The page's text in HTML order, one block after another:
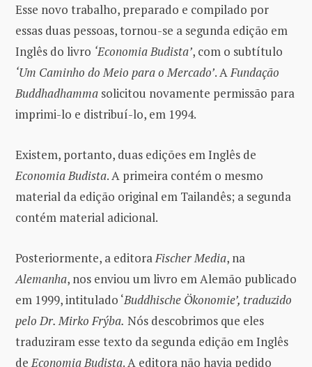
Esse novo trabalho, preparado e compilado por
essas duas pessoas, tornou-se a segunda edição em
Inglês do livro ‘Economia Budista’, com o subtítulo
‘Um Caminho do Meio para o Mercado’. AFundação
Buddhadhamma solicitou novamente permissão para
imprimi-lo e distribuí-lo, em 1994.
Existem, portanto, duas edições em Inglês de
Economia Budista. A primeira contém o mesmo
material da edição original em Tailandês; a segunda
contém material adicional.
Posteriormente, a editoraFischer Media, na
Alemanha, nos enviou um livro em Alemão publicado
em 1999, intitulado ‘Buddhische Ökonomie’, traduzido
pelo Dr. Mirko Frýba. Nós descobrimos que eles
traduziram esse texto da segunda edição em Inglês
deEconomia Budista. A editora não havia pedido